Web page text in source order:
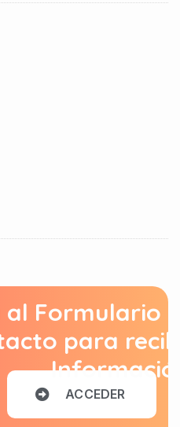
al Formulario
para
ACCEDER